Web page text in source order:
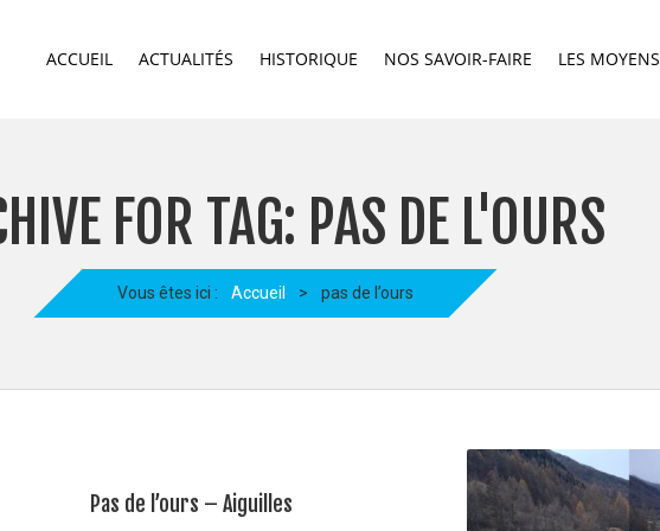
ACCUEIL ACTUALITÉS HISTORIQUE NOS SAVOIR-FAIRE LES MOYENS
FOR TAG: PAS DE L'OURS
Vous êtes ici : Accueil > pas de l’ours
Pas de l’ours – Aiguilles